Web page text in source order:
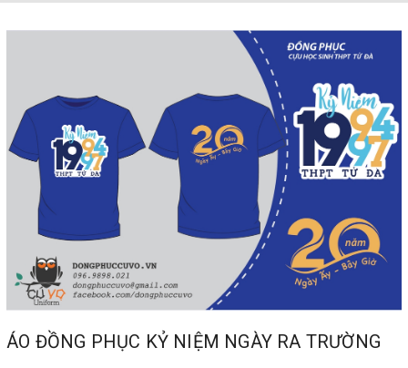
ÁO ĐỒNG PHỤC KỶ NIỆM NGÀY RA TRƯỜNG